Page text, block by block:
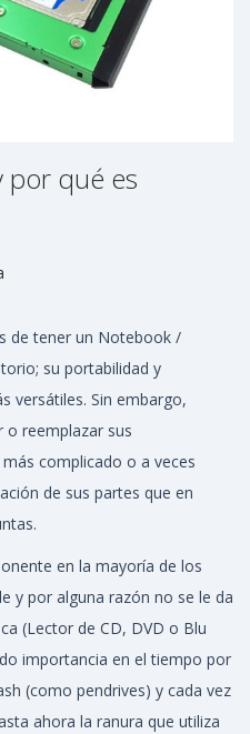
por qué es
de tener un Notebook /
su portabilidad y
versátiles. Sin embargo,
o reemplazar sus
complicado o a veces
de sus partes que en
en la mayoría de los
y por alguna razón no se le da
(Lector de CD, DVD o Blu
importancia en el tiempo por
(como pendrives) y cada vez
ahora la ranura que utiliza